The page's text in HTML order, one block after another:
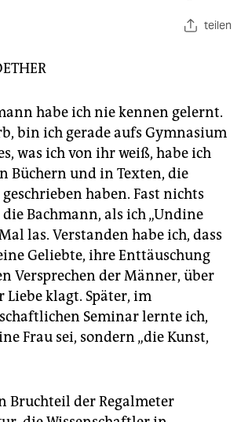
teilen
habe ich nie kennen gelernt.
bin ich gerade aufs Gymnasium
was ich von ihr weiß, habe ich
Büchern und in Texten, die
haben. Fast nichts
Bachmann, als ich „Undine
las. Verstanden habe ich, dass
Geliebte, ihre Enttäuschung
Versprechen der Männer, über
klagt. Später, im
Seminar lernte ich,
Frau sei, sondern „die Kunst,
Bruchteil der Regalmeter